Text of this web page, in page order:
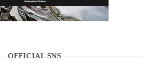
OFFICIAL SNS